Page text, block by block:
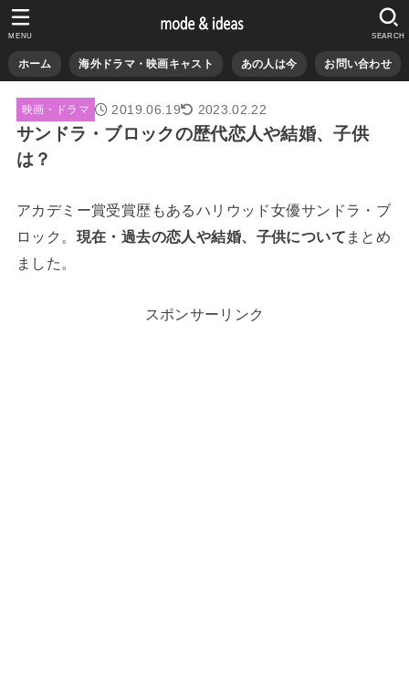
ホーム 海外ドラマ・映画キャスト あの人は今 お問い合わせ
SEARCH
MENU
映画・ドラマ 2019.06.19 2023.02.22
サンドラ・ブロックの歴代恋人や結婚、子供
は？
アカデミー賞受賞歴もあるハリウッド女優サンドラ・ブ
ロック。 現在・過去の恋人や結婚、子供について まとめ
ました。
スポンサーリンク